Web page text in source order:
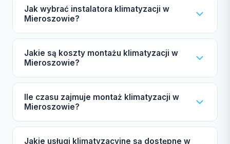
Jak wybrać instalatora klimatyzacji w
Mieroszowie?
Zwróć uwagę na certyfikat F-gazowy UDT,
ubezpieczenie OC, autoryzacje producentów
katalogu.
Jakie są koszty montażu klimatyzacji w
Mieroszowie?
Cena montażu klimatyzacji zależy od mocy
urządzenia (2,5-7 kW), liczby jednostek
skorzystania z darmowej wyceny.
Ile czasu zajmuje montaż klimatyzacji w
Mieroszowie?
Typowy montaż klimatyzacji typu split trwa 4-8
Jakie usługi klimatyzacyjne są dostępne w